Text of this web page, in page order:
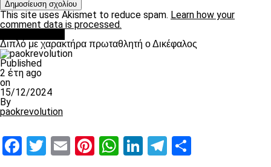
This site uses Akismet to reduce spam. Learn how your
comment data is processed.
Διπλό με χαρακτήρα πρωταθλητή ο Δικέφαλος
Published
2 έτη ago
on
15/12/2024
By
paokrevolution
Facebook
Twitter
EmailPinterest
WhatsApp
LinkedIn
Telegram